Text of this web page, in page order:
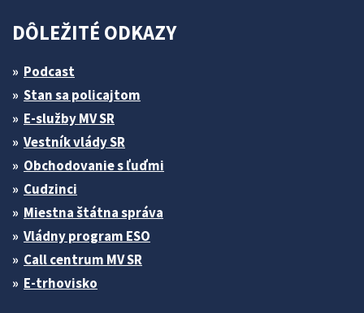
DÔLEŽITÉ ODKAZY
Podcast
Stan sa policajtom
E-služby MV SR
Vestník vlády SR
Obchodovanie s ľuďmi
Cudzinci
Miestna štátna správa
Vládny program ESO
Call centrum MV SR
E-trhovisko